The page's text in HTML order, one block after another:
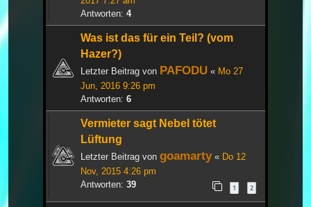
Antworten: 4
Was ist das für ein Teil? (vom
Hazer?)
Letzter Beitrag von PAFODU « Mo 27
Jun, 2016 9:26 pm
Antworten: 6
Vermieter sagt Nebel tötet
Lüftung
Letzter Beitrag von goamarty« Do 12
Nov, 2015 4:26 pm
Antworten: 39 1 2